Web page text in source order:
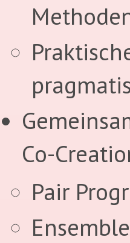
Co-
Pair